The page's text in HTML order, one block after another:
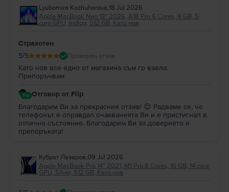
Lyubomira Kozhuharova,18 Jul 2026
Apple MacBook Neo 13″ 2026, A18 Pro 6 Cores, 8 GB, 5
core GPU, Indigo, 512 GB, Като нов
Страхотен
5/5 Проверен отзив
Като нов все едно от магазина съм го взела.
Препоръчвам
Отговор от Flip
Благодарим Ви за прекрасния отзив! 😊 Радваме се, че
телефонът е оправдал очакванията Ви и е пристигнал в
отлично състояние. Благодарим Ви за доверието и
препоръката!
Кубрат Лазаров,09 Jul 2026
Apple MacBook Pro 14″ 2021, M1 Pro 8 Cores, 16 GB, 14 core
GPU, Silver, 512 GB, Като нов